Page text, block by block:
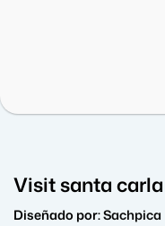
Visit santa
Diseñado por:Sachpica